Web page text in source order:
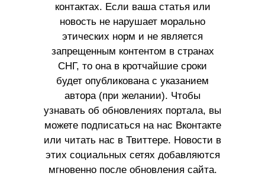
контактах. Если ваша статья или
новость не нарушает морально
этических норм и не является
запрещенным контентом в странах
СНГ, то она в кротчайшие сроки
будет опубликована с указанием
автора (при желании). Чтобы
узнавать об обновлениях портала, вы
можете подписаться на нас Вконтакте
или читать нас в Твиттере. Новости в
этих социальных сетях добавляются
мгновенно после обновления сайта.